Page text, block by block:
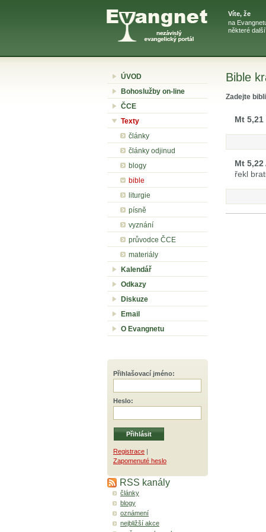
Víte, že
na
některé
ÚVOD
Bohoslužby on-line
ČCE
Texty
články
články odjinud
blogy
bible
liturgie
písně
vyznání
průvodce ČCE
materiály
Kalendář
Odkazy
Diskuze
Email
O Evangnetu
Přihlašovací jméno:
Heslo:
Registrace |
Zapomenuté heslo
RSS kanály
články
blogy
oznámení
nejbližší akce
Bible
Zadejte
Mt 5,21
Mt 5,22
řekl